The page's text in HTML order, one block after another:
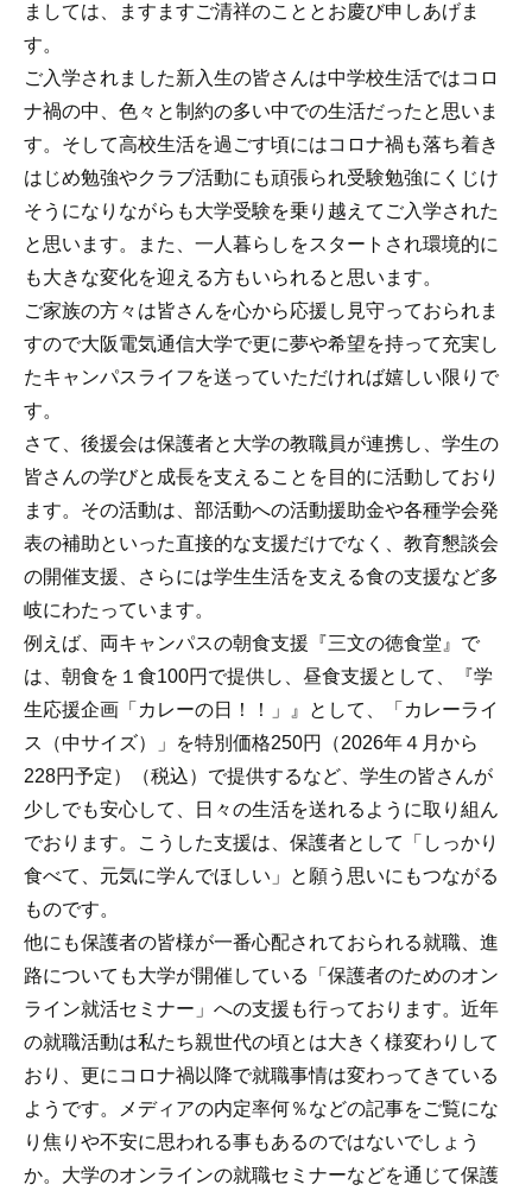
ましては、ますますご清祥のこととお慶び申しあげま
す。
ご入学されました新入生の皆さんは中学校生活ではコロ
ナ禍の中、色々と制約の多い中での生活だったと思いま
す。そして高校生活を過ごす頃にはコロナ禍も落ち着き
はじめ勉強やクラブ活動にも頑張られ受験勉強にくじけ
そうになりながらも大学受験を乗り越えてご入学された
と思います。また、一人暮らしをスタートされ環境的に
も大きな変化を迎える方もいられると思います。
ご家族の方々は皆さんを心から応援し見守っておられま
すので大阪電気通信大学で更に夢や希望を持って充実し
たキャンパスライフを送っていただければ嬉しい限りで
す。
さて、後援会は保護者と大学の教職員が連携し、学生の
皆さんの学びと成長を支えることを目的に活動しており
ます。その活動は、部活動への活動援助金や各種学会発
表の補助といった直接的な支援だけでなく、教育懇談会
の開催支援、さらには学生生活を支える食の支援など多
岐にわたっています。
例えば、両キャンパスの朝食支援『三文の徳食堂』で
は、朝食を１食100円で提供し、昼食支援として、『学
生応援企画「カレーの日！！」』として、「カレーライ
ス（中サイズ）」を特別価格250円（2026年４月から
228円予定）（税込）で提供するなど、学生の皆さんが
少しでも安心して、日々の生活を送れるように取り組ん
でおります。こうした支援は、保護者として「しっかり
食べて、元気に学んでほしい」と願う思いにもつながる
ものです。
他にも保護者の皆様が一番心配されておられる就職、進
路についても大学が開催している「保護者のためのオン
ライン就活セミナー」への支援も行っております。近年
の就職活動は私たち親世代の頃とは大きく様変わりして
おり、更にコロナ禍以降で就職事情は変わってきている
ようです。メディアの内定率何％などの記事をご覧にな
り焦りや不安に思われる事もあるのではないでしょう
か。大学のオンラインの就職セミナーなどを通じて保護